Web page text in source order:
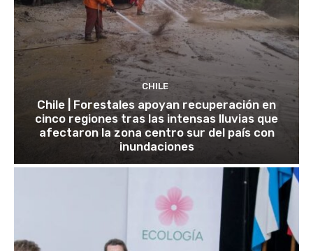
CHILE
Chile | Forestales apoyan recuperación en
cinco regiones tras las intensas lluvias que
afectaron la zona centro sur del país con
inundaciones